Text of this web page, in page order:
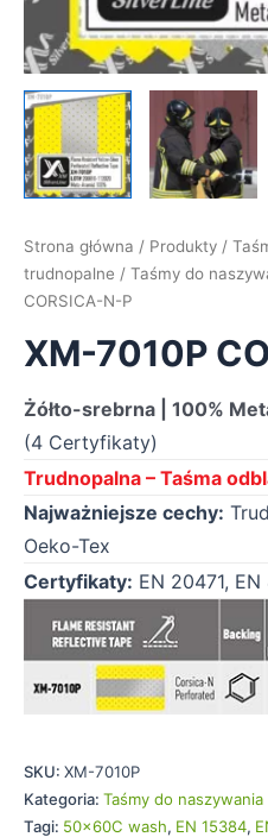
Strona główna / Produkty /
trudnopalne / Taśmy do
CORSICA-N-P
XM-7010P
Żółto-srebrna | 100%
(4 Certyfikaty)
Trudnopalna – Taśma
Najważniejsze cechy:
Oeko-Tex
Certyfikaty: EN 20471, EN
SKU: XM-7010P
Kategoria: Taśmy do
Tagi: 50x60C wash, EN 15384,